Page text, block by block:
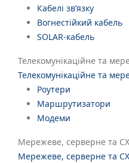
Кабелі зв’язку
Вогнестійкий кабель
SOLAR-кабель
Телекомунікаційне та
Телекомунікаційне та
Роутери
Маршрутизатори
Модеми
Мережеве, серверне та
Мережеве, серверне та